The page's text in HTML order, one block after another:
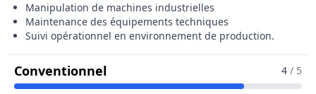
Manipulation de machines industrielles
Maintenance des équipements techniques
Suivi opérationnel en environnement de production.
ConventionnelPour Le Métier De Chef / Cheffe
4 / 5